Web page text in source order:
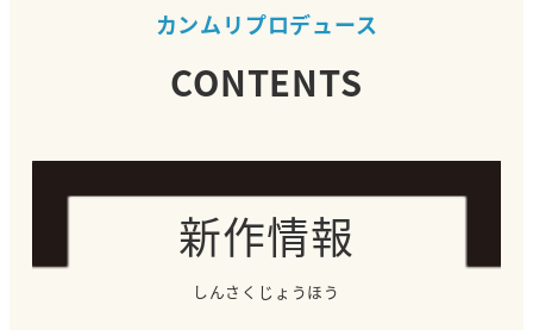
カンムリプロデュース
CONTENTS
新作情報
しんさくじょうほう